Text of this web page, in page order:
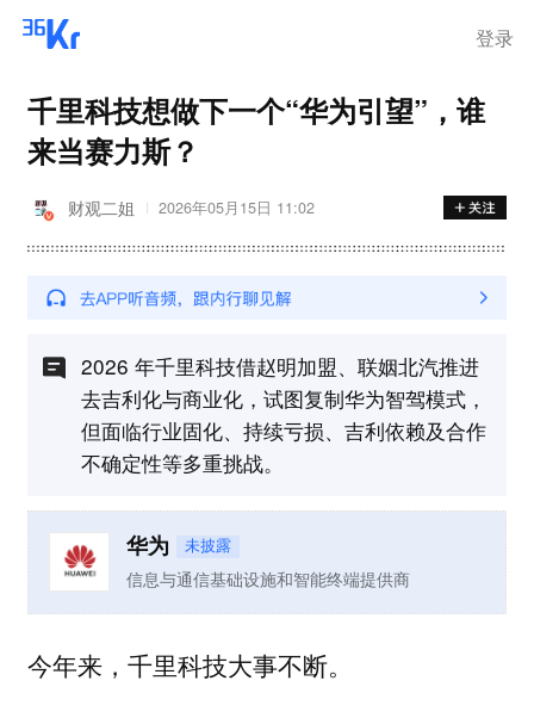
登录
千里科技想做下一个“华为引望”，谁
来当赛力斯？
财观二姐 2026年05月15日 11:02
2026 年千里科技借赵明加盟、联姻北汽推进
去吉利化与商业化，试图复制华为智驾模式，
但面临行业固化、持续亏损、吉利依赖及合作
不确定性等多重挑战。
华为 未披露
信息与通信基础设施和智能终端提供商
今年来，千里科技大事不断。